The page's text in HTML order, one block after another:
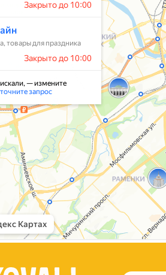
персональных данных
"УПАКОВАЛИ ОНЛАЙН"
Упаковать подарок
В личный кабинет